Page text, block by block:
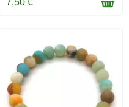
7,50 €